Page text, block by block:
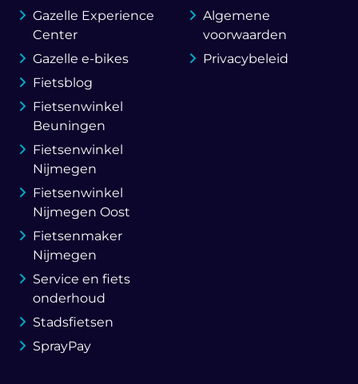
Gazelle Experience
Center
Gazelle e-bikes
Fietsblog
Fietsenwinkel
Beuningen
Fietsenwinkel
Nijmegen
Fietsenwinkel
Nijmegen Oost
Fietsenmaker
Nijmegen
Service en fiets
onderhoud
Stadsfietsen
SprayPay
Algemene
voorwaarden
Privacybeleid